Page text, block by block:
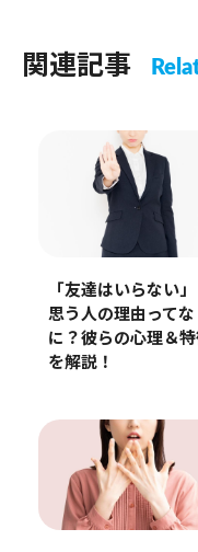
関連記事
「友達はいらない」
思う人の理由ってな
に？彼らの心理＆
を解説！